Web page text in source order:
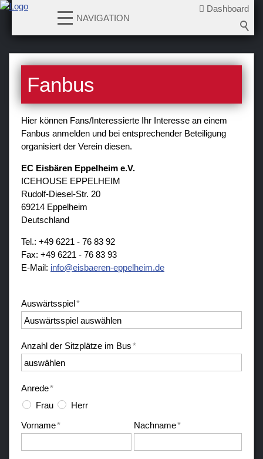
Dashboard
NAVIGATION
News
Teams
Verein
Sponsoren / Partner
Bildergalerien
Fanbus
Newsletter
Fanbus
Hier können Fans/Interessierte Ihr Interesse an einem
Fanbus anmelden und bei entsprechender Beteiligung
organisiert der Verein diesen.
EC Eisbären Eppelheim e.V.
ICEHOUSE EPPELHEIM
Rudolf-Diesel-Str. 20
69214 Eppelheim
Deutschland
Tel.: +49 6221 - 76 83 92
Fax: +49 6221 - 76 83 93
E-Mail: nf sb r n- pp lh m d
Auswärtsspiel *
Anzahl der Sitzplätze im Bus*
Anrede*
Frau
Herr
Vorname* Nachname*